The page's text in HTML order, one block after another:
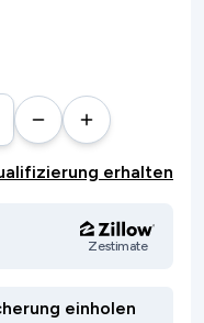
erhalten
Zestimate